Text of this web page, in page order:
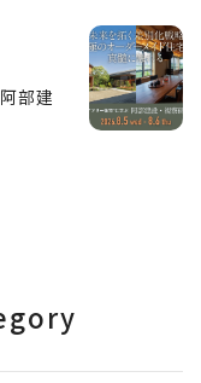
部建